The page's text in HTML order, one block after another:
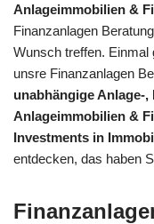
Anlageimmobilien &
Finanzanlagen
Wunsch treffen.
unsre Finanzanlagen
unabhängige Anlage-
Anlageimmobilien &
Investments in
entdecken, das haben